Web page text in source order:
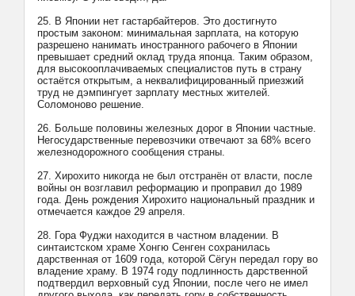
25. В Японии нет гастарбайтеров. Это достигнуто
простым законом: минимальная зарплата, на которую
разрешено нанимать иностранного рабочего в Японии
превышает средний оклад труда японца. Таким образом,
для высокооплачиваемых специалистов путь в страну
остаётся открытым, а неквалифицированный приезжий
труд не дэмпингует зарплату местных жителей.
Соломоново решение.
26. Больше половины железных дорог в Японии частные.
Негосударственные перевозчики отвечают за 68% всего
железнодорожного сообщения страны.
27. Хирохито никогда не был отстранён от власти, после
войны он возглавил реформацию и проправил до 1989
года. День рождения Хирохито национальный праздник и
отмечается каждое 29 апреля.
28. Гора Фуджи находится в частном владении. В
синтаистском храме Хонгю Сенген сохранилась
дарственная от 1609 года, которой Сёгун передал гору во
владение храму. В 1974 году подлинность дарственной
подтвердил верховный суд Японии, после чего не имел